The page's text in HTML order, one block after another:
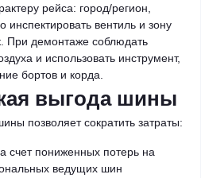
рейса: город/регион,
инспектировать вентиль и зону
При демонтаже соблюдать
и использовать инструмент,
бортов и корда.
выгода шины
позволяет сократить затраты:
счет пониженных потерь на
ведущих шин